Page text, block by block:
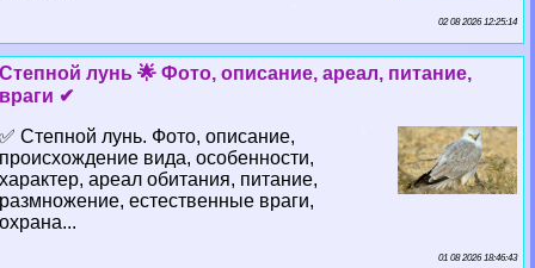
02 08 2026 12:25:14
Степной лунь 🌟 Фото, описание, ареал, питание,
враги ✔
✅ Степной лунь. Фото, описание,
происхождение вида, особенности,
хаpaктер, ареал обитания, питание,
размножение, естественные враги,
охрана...
01 08 2026 18:46:43